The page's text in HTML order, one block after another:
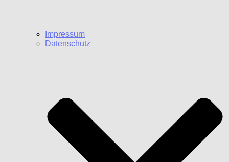
Impressum
Datenschutz